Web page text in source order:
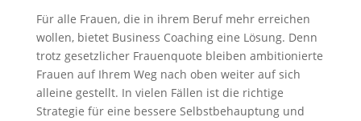
Für alle Frauen, die in ihrem Beruf mehr erreichen
wollen, bietet Business Coaching eine Lösung. Denn
trotz gesetzlicher Frauenquote bleiben ambitionierte
Frauen auf Ihrem Weg nach oben weiter auf sich
alleine gestellt. In vielen Fällen ist die richtige
Strategie für eine bessere Selbstbehauptung und